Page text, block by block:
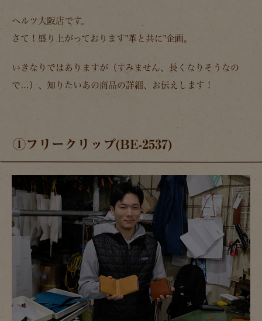
ヘルツ大阪店です。
さて！盛り上がっております”革と共に”企画。
いきなりではありますが（すみません、長くなりそうなの
で…）、知りたいあの商品の詳細、お伝えします！
①フリークリップ(BE-2537)